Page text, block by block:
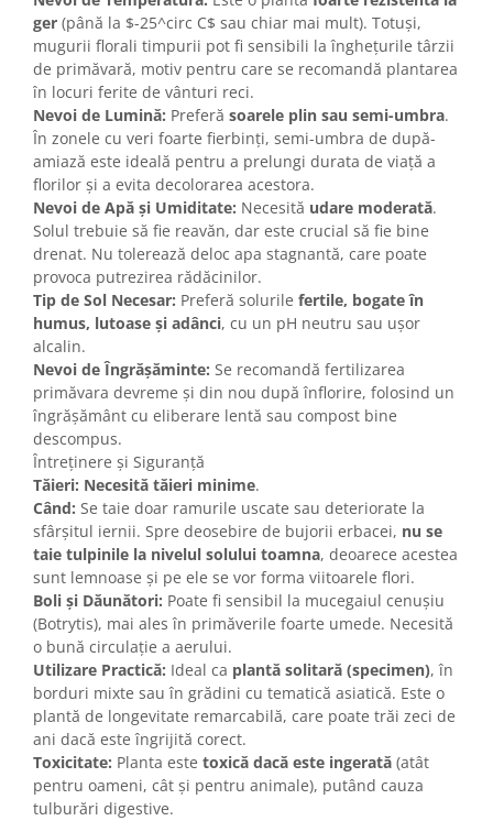
ger (până la $-25^circ C$ sau chiar mai mult). Totuși,
mugurii florali timpurii pot fi sensibili la înghețurile târzii
de primăvară, motiv pentru care se recomandă plantarea
în locuri ferite de vânturi reci.
Nevoi de Lumină: Preferă soarele plin sau semi-umbra.
În zonele cu veri foarte fierbinți, semi-umbra de după-
amiază este ideală pentru a prelungi durata de viață a
florilor și a evita decolorarea acestora.
Nevoi de Apă și Umiditate: Necesită udare moderată.
Solul trebuie să fie reavăn, dar este crucial să fie bine
drenat. Nu tolerează deloc apa stagnantă, care poate
provoca putrezirea rădăcinilor.
Tip de Sol Necesar: Preferă solurile fertile, bogate în
humus, lutoase și adânci, cu un pH neutru sau ușor
alcalin.
Nevoi de Îngrășăminte: Se recomandă fertilizarea
primăvara devreme și din nou după înflorire, folosind un
îngrășământ cu eliberare lentă sau compost bine
descompus.
Întreținere și Siguranță
Tăieri: Necesită tăieri minime.
Când: Se taie doar ramurile uscate sau deteriorate la
sfârșitul iernii. Spre deosebire de bujorii erbacei, nu se
taie tulpinile la nivelul solului toamna, deoarece acestea
sunt lemnoase și pe ele se vor forma viitoarele flori.
Boli și Dăunători: Poate fi sensibil la mucegaiul cenușiu
(Botrytis), mai ales în primăverile foarte umede. Necesită
o bună circulație a aerului.
Utilizare Practică: Ideal ca plantă solitară (specimen), în
borduri mixte sau în grădini cu tematică asiatică. Este o
plantă de longevitate remarcabilă, care poate trăi zeci de
ani dacă este îngrijită corect.
Toxicitate: Planta este toxică dacă este ingerată (atât
pentru oameni, cât și pentru animale), putând cauza
tulburări digestive.